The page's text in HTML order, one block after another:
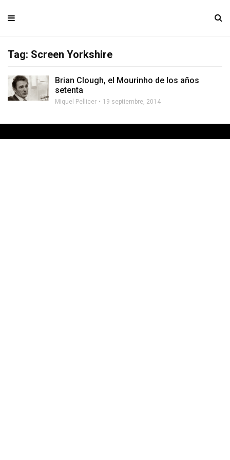
Tag: Screen Yorkshire
Brian Clough, el Mourinho de los años
setenta
Miquel Pellicer 19 septiembre, 2014